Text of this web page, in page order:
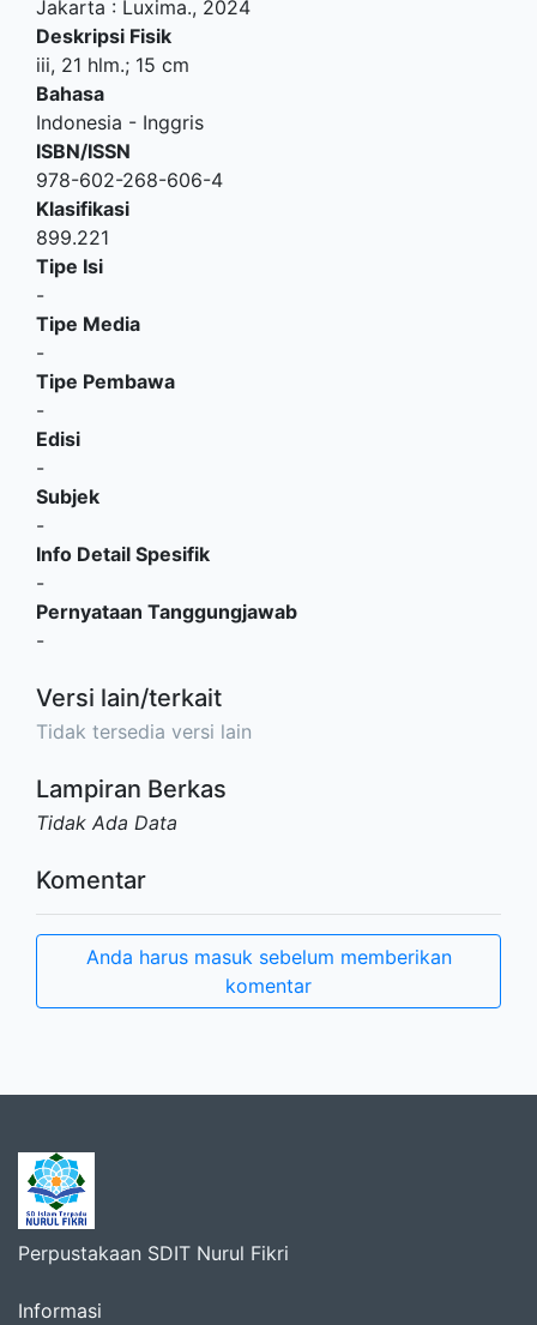
Jakarta : Luxima., 2024
Deskripsi Fisik
iii, 21 hlm.; 15 cm
Bahasa
Indonesia - Inggris
ISBN/ISSN
978-602-268-606-4
Klasifikasi
899.221
Tipe Isi
-
Tipe Media
-
Tipe Pembawa
-
Edisi
-
Subjek
-
Info Detail Spesifik
-
Pernyataan Tanggungjawab
-
Versi lain/terkait
Tidak tersedia versi lain
Lampiran Berkas
Tidak Ada Data
Komentar
Anda harus masuk sebelum memberikan
komentar
Perpustakaan SDIT Nurul Fikri
Informasi